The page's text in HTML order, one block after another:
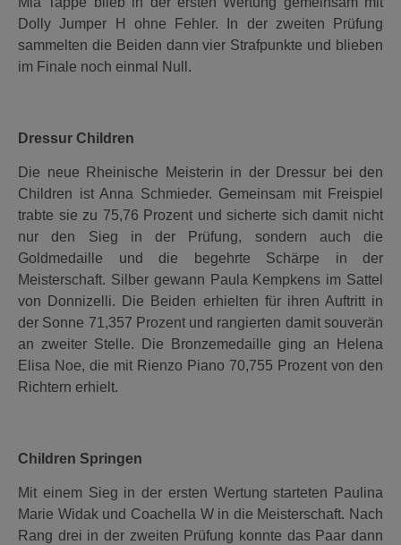
Dolly Jumper H ohne Fehler. In der zweiten Prüfung
sammelten die Beiden dann vier Strafpunkte und blieben
im Finale noch einmal Null.
Dressur Children
Die neue Rheinische Meisterin in der Dressur bei den
Children ist Anna Schmieder. Gemeinsam mit Freispiel
trabte sie zu 75,76 Prozent und sicherte sich damit nicht
nur den Sieg in der Prüfung, sondern auch die
Goldmedaille und die begehrte Schärpe in der
Meisterschaft. Silber gewann Paula Kempkens im Sattel
von Donnizelli. Die Beiden erhielten für ihren Auftritt in
der Sonne 71,357 Prozent und rangierten damit souverän
an zweiter Stelle. Die Bronzemedaille ging an Helena
Elisa Noe, die mit Rienzo Piano 70,755 Prozent von den
Richtern erhielt.
Children Springen
Mit einem Sieg in der ersten Wertung starteten Paulina
Marie Widak und Coachella W in die Meisterschaft. Nach
Rang drei in der zweiten Prüfung konnte das Paar dann